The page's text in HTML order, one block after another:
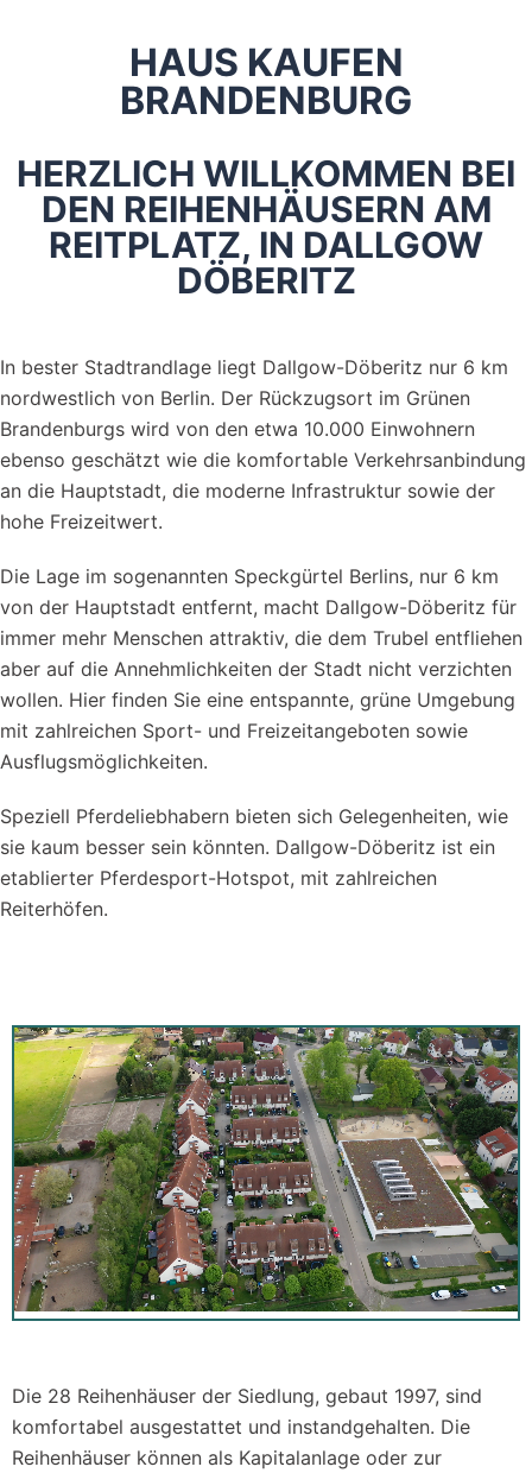
HAUS KAUFEN
BRANDENBURG
HERZLICH WILLKOMMEN BEI
DEN REIHENHÄUSERN AM
REITPLATZ, IN DALLGOW
DÖBERITZ
In bester Stadtrandlage liegt Dallgow-Döberitz nur 6 km
nordwestlich von Berlin. Der Rückzugsort im Grünen
Brandenburgs wird von den etwa 10.000 Einwohnern
ebenso geschätzt wie die komfortable Verkehrsanbindung
an die Hauptstadt, die moderne Infrastruktur sowie der
hohe Freizeitwert.
Die Lage im sogenannten Speckgürtel Berlins, nur 6 km
von der Hauptstadt entfernt, macht Dallgow-Döberitz für
immer mehr Menschen attraktiv, die dem Trubel entfliehen
aber auf die Annehmlichkeiten der Stadt nicht verzichten
wollen. Hier finden Sie eine entspannte, grüne Umgebung
mit zahlreichen Sport- und Freizeitangeboten sowie
Ausflugsmöglichkeiten.
Speziell Pferdeliebhabern bieten sich Gelegenheiten, wie
sie kaum besser sein könnten. Dallgow-Döberitz ist ein
etablierter Pferdesport-Hotspot, mit zahlreichen
Reiterhöfen.
Die 28 Reihenhäuser der Siedlung, gebaut 1997, sind
komfortabel ausgestattet und instandgehalten. Die
Reihenhäuser können als Kapitalanlage oder zur